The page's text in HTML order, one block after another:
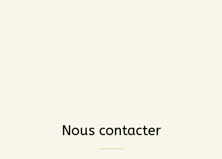
Nous contacter